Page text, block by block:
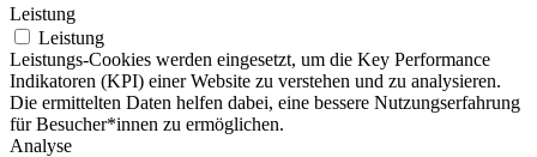
Leistung
Leistung
Leistungs-Cookies werden eingesetzt, um die Key Performance
Indikatoren (KPI) einer Website zu verstehen und zu analysieren.
Die ermittelten Daten helfen dabei, eine bessere Nutzungserfahrung
für Besucher*innen zu ermöglichen.
Analyse